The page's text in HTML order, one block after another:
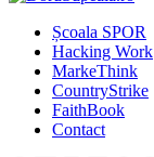
Școala SPOR
Hacking Work
MarkeThink
CountryStrike
FaithBook
Contact